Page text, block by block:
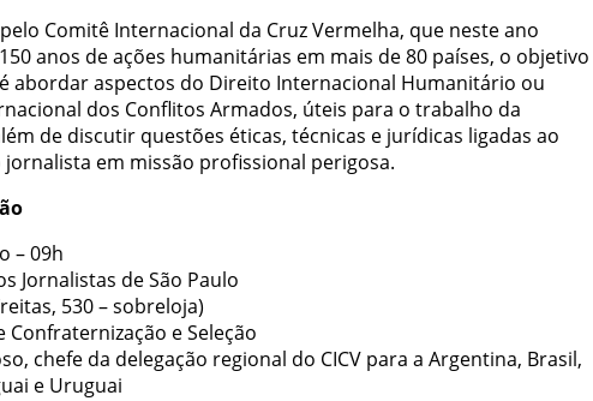
Comitê Internacional da Cruz Vermelha, que neste ano
anos de ações humanitárias em mais de 80 países, o objetivo
abordar aspectos do Direito Internacional Humanitário ou
dos Conflitos Armados, úteis para o trabalho da
de discutir questões éticas, técnicas e jurídicas ligadas ao
em missão profissional perigosa.
– 09h
Jornalistas de São Paulo
530 – sobreloja)
Confraternização e Seleção
chefe da delegação regional do CICV para a Argentina, Brasil,
e Uruguai